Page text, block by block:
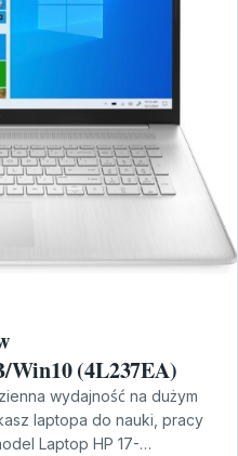
Win10 (4L237EA)
wydajność na dużym
laptopa do nauki, pracy
Laptop HP 17-